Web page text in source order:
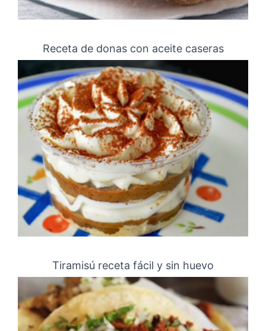
Receta de donas con aceite caseras
Tiramisú receta fácil y sin huevo